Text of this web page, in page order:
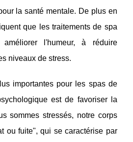
la santé mentale. De plus en
que les traitements de spa
l'humeur, à réduire
niveaux de stress.
importantes pour les spas de
est de favoriser la
sommes stressés, notre corps
ou fuite", qui se caractérise par